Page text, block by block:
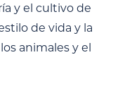
y el cultivo de
de vida y la
animales y el